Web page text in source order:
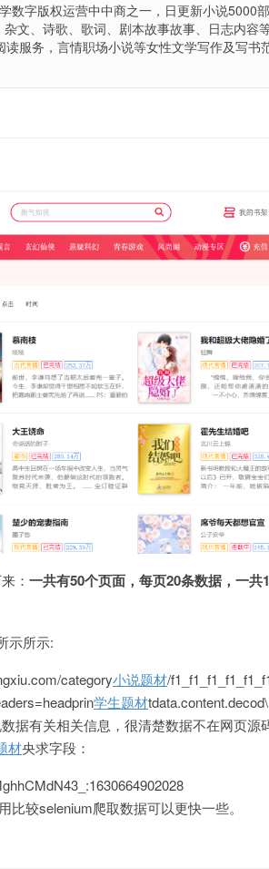
数字版权运营中中商之一，日更新小说5000
文、诗歌、歌词、剧本故事故事、日志内容
读服务，言情职场小说等女性文学写作及写书
： 一共有50个页面，每页20条数据，一共
示所示:
category小说题材/
学生题材
据有关相关信息，很清楚数据不在网页源
材央求字段：
较selenium爬取数据可以更快一些。